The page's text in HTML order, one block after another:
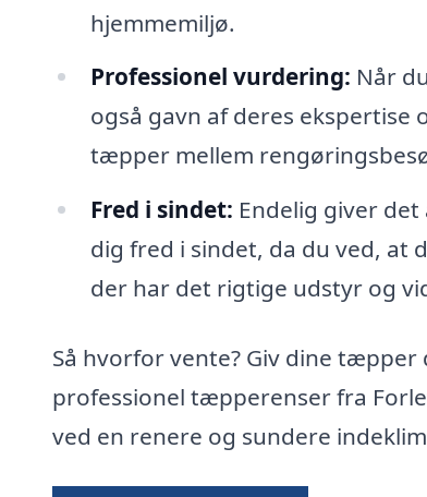
hjemmemiljø.
Professionel vurdering: Når
også gavn af deres
tæpper mellem
Fred i sindet: Endelig giver
dig fred i sindet, da du ved, at
der har det rigtige udstyr og
Så hvorfor vente? Giv dine
professionel tæpperenser fra
ved en renere og sundere